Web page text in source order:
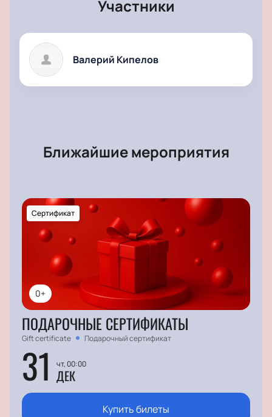
Участники
Валерий Кипелов
Ближайшие мероприятия
0+
Сертификат
ПОДАРОЧНЫЕ СЕРТИФИКАТЫ
Gift certificate Подарочный сертификат
31 чт, 00:00
ДЕК
Купить билеты